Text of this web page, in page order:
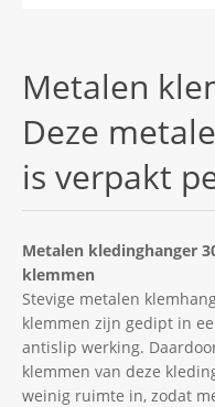
Metalen
Deze
is verpakt
Metalen kledinghanger
klemmen
Stevige metalen
klemmen zijn gedipt in
antislip werking.
klemmen van deze
weinig ruimte in, zodat